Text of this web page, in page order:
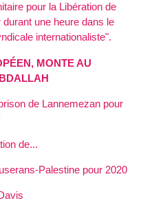
pour la Libération de
une heure dans le
internationaliste".
MONTE AU
de Lannemezan pour
de...
Palestine pour 2020